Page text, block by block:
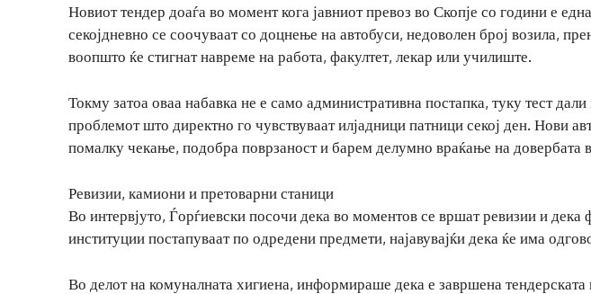
Новиот тендер доаѓа во момент кога јавниот превоз во Скопје со години е
секојдневно се соочуваат со доцнење на автобуси, недоволен број возила,
воопшто ќе стигнат навреме на работа, факултет, лекар или училиште.
Токму затоа оваа набавка не е само административна постапка, туку тест
проблемот што директно го чувствуваат илјадници патници секој ден. Нови
помалку чекање, подобра поврзаност и барем делумно враќање на довербата
Ревизии, камиони и претоварни станици
Во интервјуто, Ѓорѓиевски посочи дека во моментов се вршат ревизии и дека
институции постапуваат по одредени предмети, најавувајќи дека ќе има
Во делот на комуналната хигиена, информираше дека е завршена